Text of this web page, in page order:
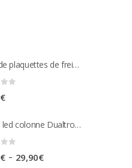
Paire de plaquettes de frein métal frité Compatible étrier de freins nutt 4 pistons
€
Cache led colonne Dualtron Victor
€ – 29,90€Plage